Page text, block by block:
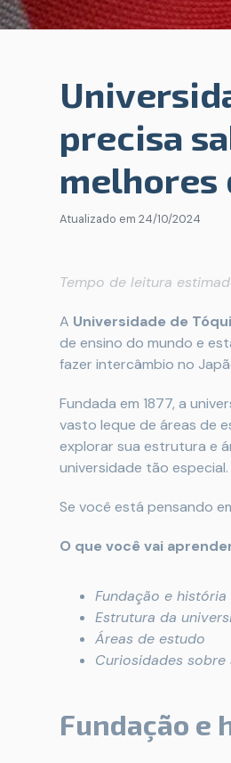
precisa
melhores
Atualizado em 24/10/2024
Tempo de leitura
A Universidade de
de ensino do mundo e
fazer intercâmbio no
Fundada em 1877, a
vasto leque de áreas de
explorar sua estrutura e
universidade tão especial.
Se você está pensando
O que você vai
Fundação e
Estrutura da
Áreas de estudo
Curiosidades
Fundação